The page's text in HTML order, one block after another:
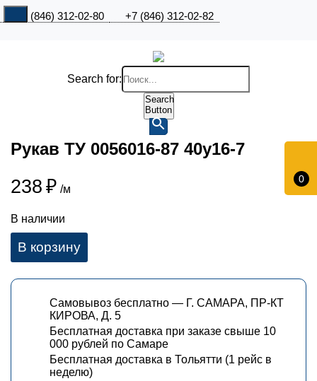
+7 (846) 312-02-80 +7 (846) 312-02-82
0
Search for:
Search
Button
Рукав ТУ 0056016-87 40у16-7
238 ₽ /м
В наличии
В корзину
Самовывоз бесплатно — Г. САМАРА, ПР-КТ
КИРОВА, Д. 5
Бесплатная доставка при заказе свыше 10
000 рублей по Самаре
Бесплатная доставка в Тольятти (1 рейс в
неделю)